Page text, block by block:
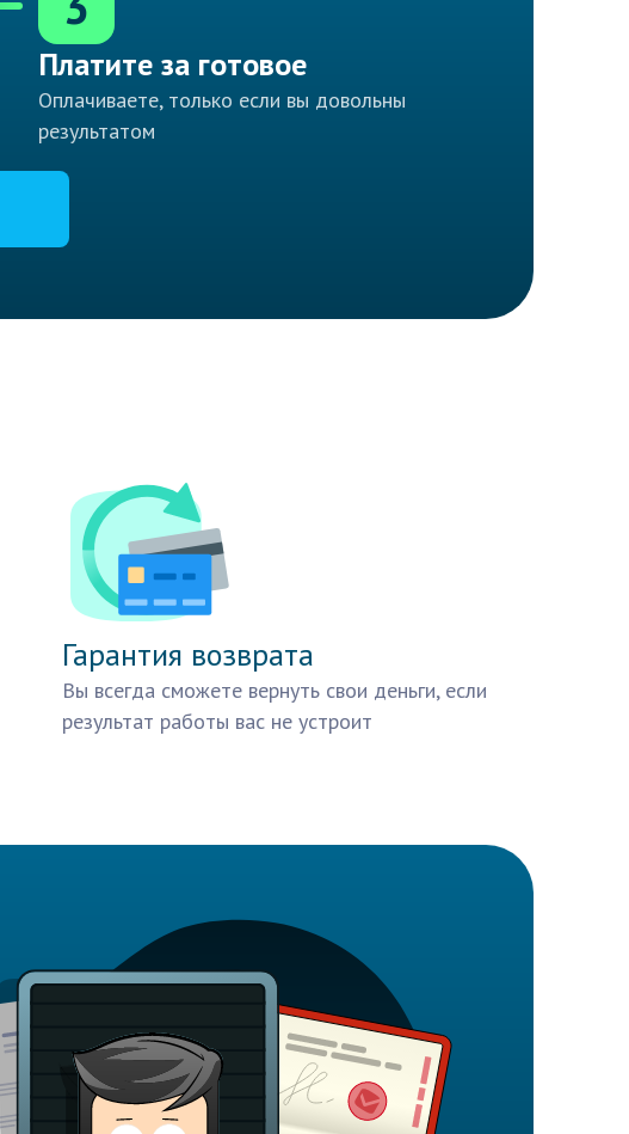
Платите за готовое
Оплачиваете, только если вы довольны
результатом
Гарантия возврата
Вы всегда сможете вернуть свои деньги, если
результат работы вас не устроит